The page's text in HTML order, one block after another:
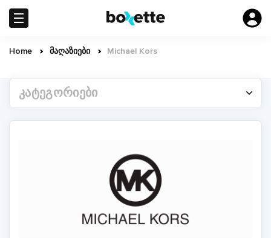
Skip
content
Breadcrumb
Home მაღაზიები Michael Kors
ᲙᲐᲢᲔᲒᲝᲠᲘᲔᲑᲘ